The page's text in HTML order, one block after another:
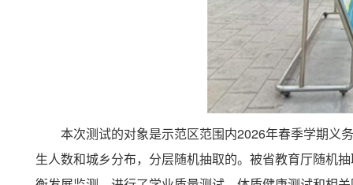
本次测试的对象是示范区范围内2026年春季学期义
生人数和城乡分布，分层随机抽取的。被省教育厅随机